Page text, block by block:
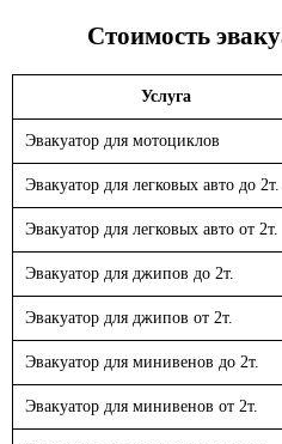
Стоимость
Услуга
Эвакуатор для мотоциклов
Эвакуатор для легковых авто до 2т.
Эвакуатор для легковых авто от 2т.
Эвакуатор для джипов до 2т.
Эвакуатор для джипов от 2т.
Эвакуатор для минивенов до 2т.
Эвакуатор для минивенов от 2т.